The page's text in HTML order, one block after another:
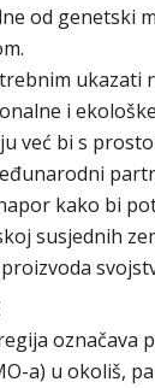
od genetski
ukazati
i
već bi s
kako bi
susjednih
označava
a) u okoliš,